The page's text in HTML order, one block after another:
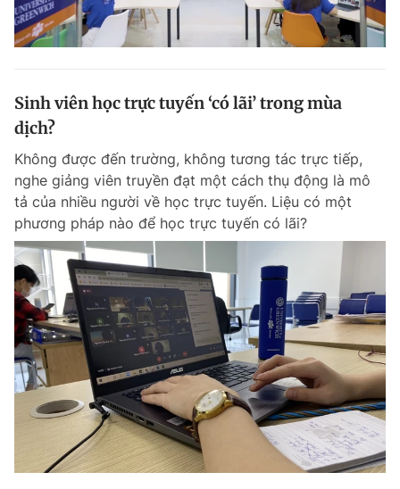
Sinh viên học trực tuyến ‘có lãi’ trong mùa
dịch?
Không được đến trường, không tương tác trực tiếp,
nghe giảng viên truyền đạt một cách thụ động là mô
tả của nhiều người về học trực tuyến. Liệu có một
phương pháp nào để học trực tuyến có lãi?